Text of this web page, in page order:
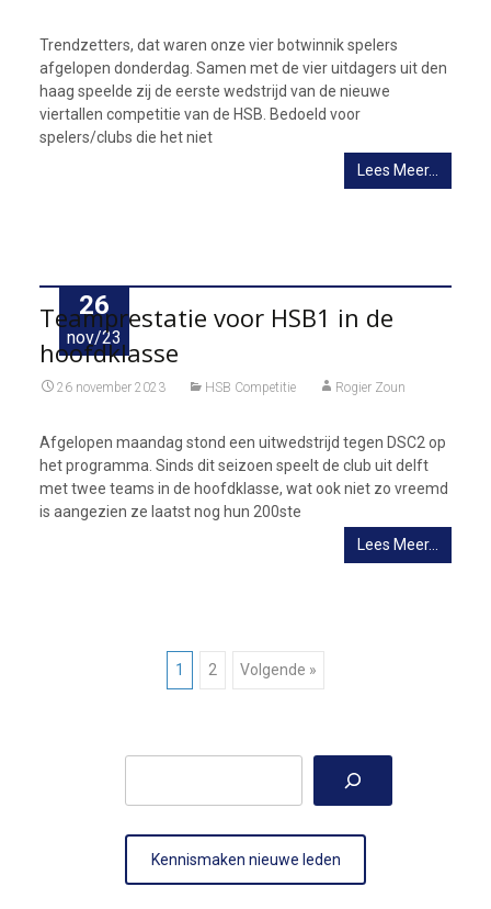
Trendzetters, dat waren onze vier botwinnik spelers
afgelopen donderdag. Samen met de vier uitdagers uit den
haag speelde zij de eerste wedstrijd van de nieuwe
viertallen competitie van de HSB. Bedoeld voor
spelers/clubs die het niet
Lees Meer…
26
nov/23
Teamprestatie voor HSB1 in de
hoofdklasse
26 november 2023 HSB Competitie Rogier Zoun
Afgelopen maandag stond een uitwedstrijd tegen DSC2 op
het programma. Sinds dit seizoen speelt de club uit delft
met twee teams in de hoofdklasse, wat ook niet zo vreemd
is aangezien ze laatst nog hun 200ste
Lees Meer…
Berichtnavigatie
1 2 Volgende »
Kennismaken nieuwe leden